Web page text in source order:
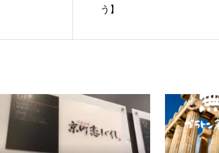
う】